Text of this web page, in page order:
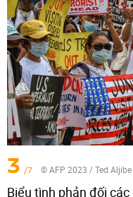
3 /7 © AFP 2023 / Ted Aljibe
Biểu tình phản đối